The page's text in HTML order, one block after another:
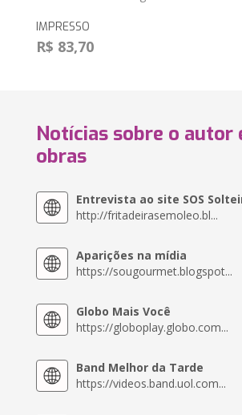
IMPRESSO
R$ 83,70
Notícias sobre o autor
obras
Entrevista ao site SOS
http://fritadeirasemoleo.bl...
Aparições na mídia
https://sougourmet.blogspot...
Globo Mais Você
https://globoplay.globo.com...
Band Melhor da Tarde
https://videos.band.uol.com...